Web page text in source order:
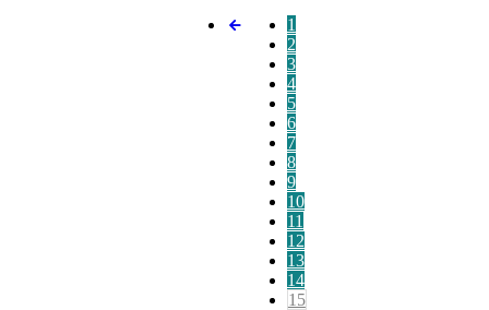
1
2
3
4
5
6
7
8
9
10
11
12
13
14
15